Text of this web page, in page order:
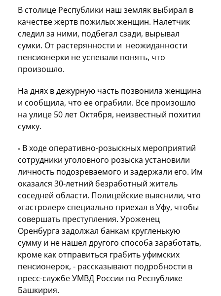
В столице Республики наш земляк выбирал в
качестве жертв пожилых женщин. Налетчик
следил за ними, подбегал сзади, вырывал
сумки. От растерянности и неожиданности
пенсионерки не успевали понять, что
произошло.
На днях в дежурную часть позвонила женщина
и сообщила, что ее ограбили. Все произошло
на улице 50 лет Октября, неизвестный похитил
сумку.
- В ходе оперативно-розыскных мероприятий
сотрудники уголовного розыска установили
личность подозреваемого и задержали его. Им
оказался 30-летний безработный житель
соседней области. Полицейские выяснили, что
«гастролер» специально приехал в Уфу, чтобы
совершать преступления. Уроженец
Оренбурга задолжал банкам кругленькую
сумму и не нашел другого способа заработать,
кроме как отправиться грабить уфимских
пенсионерок, - рассказывают подробности в
пресс-службе УМВД России по Республике
Башкирия.